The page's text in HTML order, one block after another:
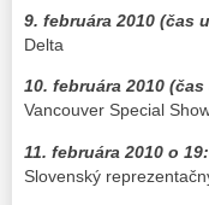
9. februára 2010 (čas
Delta
10. februára 2010
Vancouver Special
11. februára 2010 o
Slovenský